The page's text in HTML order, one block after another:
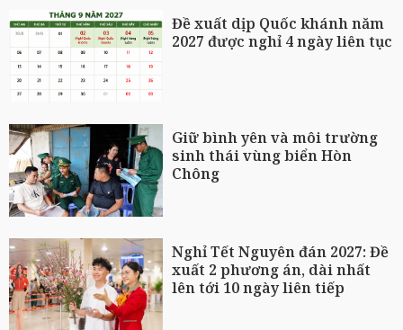
Đề xuất dịp Quốc khánh năm
2027 được nghỉ 4 ngày liên tục
Giữ bình yên và môi trường
sinh thái vùng biển Hòn
Chông
Nghỉ Tết Nguyên đán 2027: Đề
xuất 2 phương án, dài nhất
lên tới 10 ngày liên tiếp